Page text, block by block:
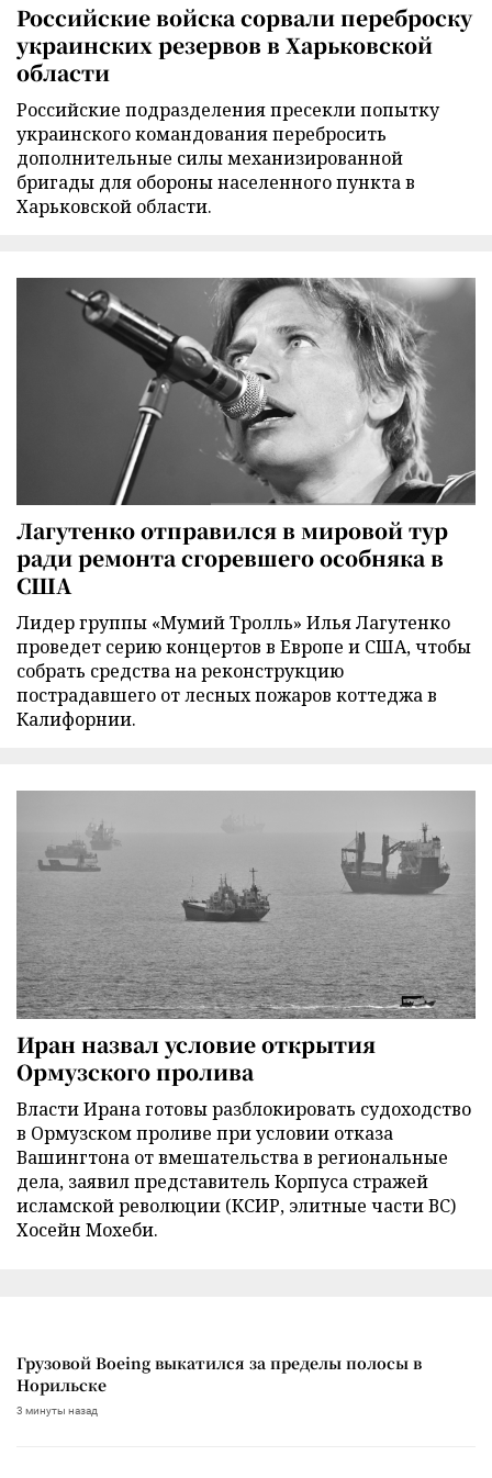
Российские войска сорвали переброску
украинских резервов в Харьковской
области
Российские подразделения пресекли попытку
украинского командования перебросить
дополнительные силы механизированной
бригады для обороны населенного пункта в
Харьковской области.
Лагутенко отправился в мировой тур
ради ремонта сгоревшего особняка в
США
Лидер группы «Мумий Тролль» Илья Лагутенко
проведет серию концертов в Европе и США, чтобы
собрать средства на реконструкцию
пострадавшего от лесных пожаров коттеджа в
Калифорнии.
Иран назвал условие открытия
Ормузского пролива
Власти Ирана готовы разблокировать судоходство
в Ормузском проливе при условии отказа
Вашингтона от вмешательства в региональные
дела, заявил представитель Корпуса стражей
исламской революции (КСИР, элитные части ВС)
Хосейн Мохеби.
Грузовой Boeing выкатился за пределы полосы в
Норильске
3 минуты назад